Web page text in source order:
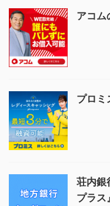
アコム
プロミ
荘内銀
プラス